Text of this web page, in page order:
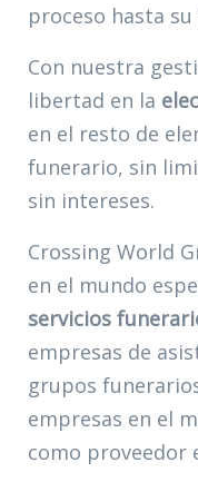
proceso hasta
Con nuestra
libertad en la
en el resto de
funerario, sin
sin intereses.
Crossing World
en el mundo
servicios
empresas de
grupos
empresas en el
como proveedor